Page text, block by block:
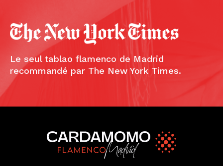
Le seul tablao flamenco de Madrid
recommandé par The New York Times.